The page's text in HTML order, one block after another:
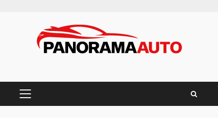
PRIMARY